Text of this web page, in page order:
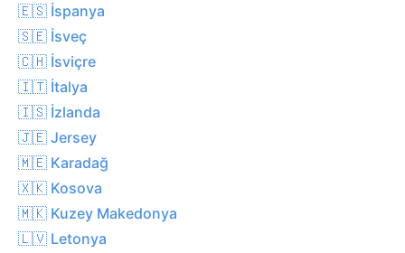
🇪🇸 İspanya
🇸🇪 İsveç
🇨🇭 İsviçre
🇮🇹 İtalya
🇮🇸 İzlanda
🇯🇪 Jersey
🇲🇪 Karadağ
🇽🇰 Kosova
🇲🇰 Kuzey Makedonya
🇱🇻 Letonya